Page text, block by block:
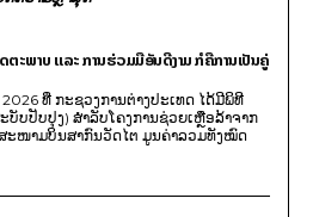
ະພາບ ແລະ ການຮ່ວມມືອັນດີງາມ ກໍຄືການເປັນຄູ່
ທີ່ ກະຊວງການຕ່າງປະເທດ ໄດ້ມີພິທີ
ບັບປັບປຸງ) ສໍາລັບໂຄງການຊ່ວຍເຫຼືອລ້າຈາກ
ະໜາມບິນສາກົນວັດໄຕ ມູນຄ່າລວມທັງໝົດ